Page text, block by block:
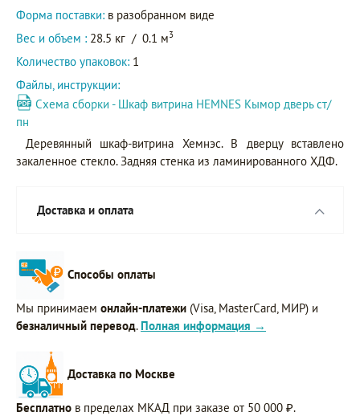
Форма поставки: в разобранном виде
Вес и объем : 28.5 кг / 0.1 м3
Количество упаковок: 1
Файлы, инструкции:
Схема сборки - Шкаф витрина HEMNES Кымор дверь ст/
пн
Деревянный шкаф-витрина Хемнэс. В дверцу вставлено
закаленное стекло. Задняя стенка из ламинированного ХДФ.
Доставка и оплата
Способы оплаты
Мы принимаем онлайн-платежи (Visa, MasterCard, МИР) и
безналичный перевод. Полная информация →
Доставка по Москве
Бесплатно в пределах МКАД при заказе от 50 000 ₽.